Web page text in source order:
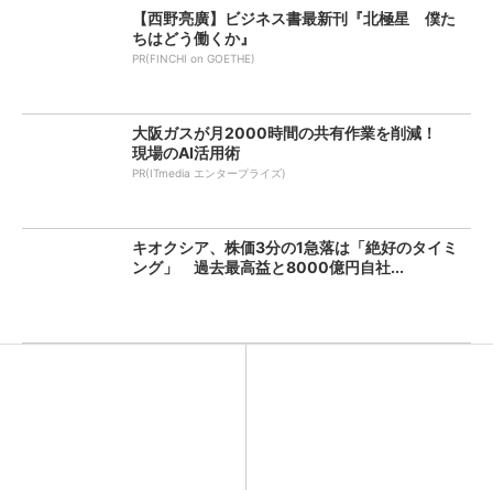
【西野亮廣】ビジネス書最新刊『北極星 僕た
ちはどう働くか』
PR(FINCHI on GOETHE)
大阪ガスが月2000時間の共有作業を削減！
現場のAI活用術
PR(ITmedia エンタープライズ)
キオクシア、株価3分の1急落は「絶好のタイミ
ング」 過去最高益と8000億円自社...